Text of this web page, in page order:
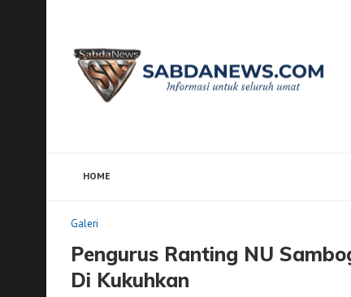
HOME
Galeri
Pengurus Ranting NU
Di Kukuhkan